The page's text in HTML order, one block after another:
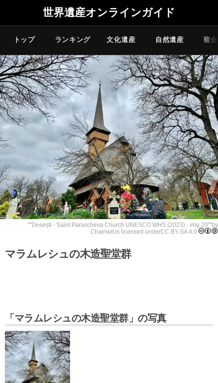
世界遺産オンラインガイド
トップ ランキング 文化遺産 自然遺産 複
""Desești - Saint Parascheva Church UNESCO WHS (2023) - img 20""by
Chainwit.is licensed underCC BY-SA 4.0
マラムレシュの木造聖堂群
「マラムレシュの木造聖堂群」の写真